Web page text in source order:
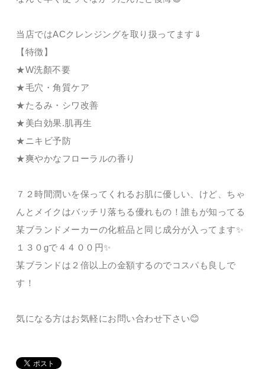
当店ではACクレンジングを取り扱ってます⇓
【特徴】
★W洗顏不要
★毛穴・角質ケア
★たるみ・シワ改善
★美白効果.肌再生
★ニキビ予防
★爽やかなフローラルの香り
７２時間潤いを保ってくれるお肌に優しい、けど、ちゃ
んとメイクはバッチリ落ちる優れもの！誰もが知ってる
某ブランドメーカーの化粧品と同じ成分が入ってます✨
１３０gで４４００円✨
某ブランドは２倍以上の金額するのでコスパも良しで
す！
気になる方はお気軽にお問い合わせ下さい😊